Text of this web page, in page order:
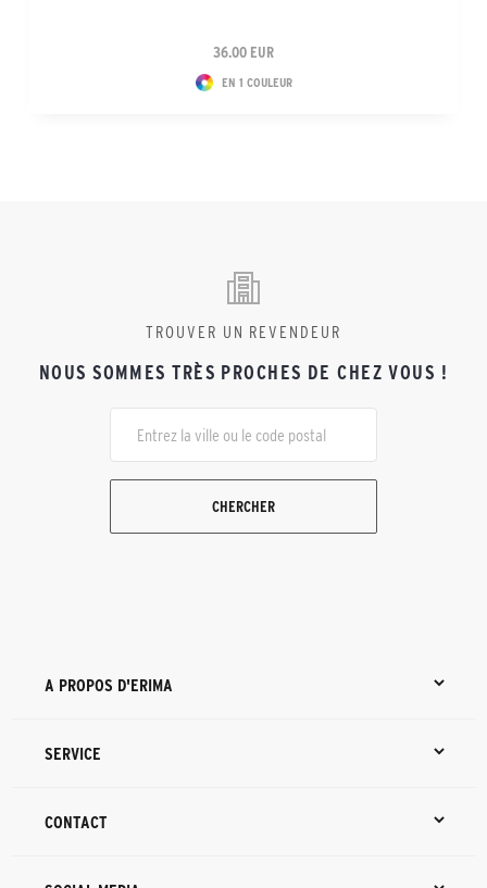
36.00 EUR
EN 1 COULEUR
TROUVER UN REVENDEUR
NOUS SOMMES TRÈS PROCHES DE CHEZ VOUS !
CHERCHER
A PROPOS D'ERIMA
SERVICE
CONTACT